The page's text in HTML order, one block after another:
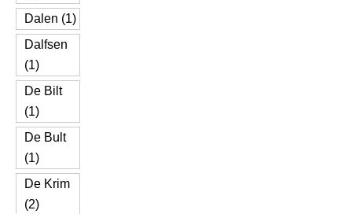
Dalen (1)
Dalfsen
(1)
De Bilt
(1)
De Bult
(1)
De Krim
(2)